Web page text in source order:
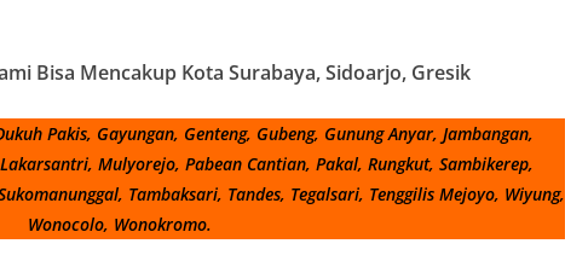
Bisa Mencakup Kota Surabaya, Sidoarjo, Gresik
Pakis, Gayungan, Genteng, Gubeng, Gunung Anyar, Jambangan,
Mulyorejo, Pabean Cantian, Pakal, Rungkut, Sambikerep,
Tambaksari, Tandes, Tegalsari, Tenggilis Mejoyo, Wiyung,
Wonocolo, Wonokromo.